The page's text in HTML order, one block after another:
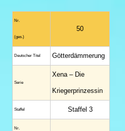
Nr.
(ges.)
50
Deutscher Titel Götterdämmerung
Serie
Xena – Die
Kriegerprinzessin
Staffel Staffel 3
Nr.